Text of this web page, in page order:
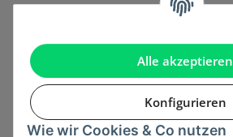
Alle akzeptieren
Konfigurieren
Wie wir Cookies & Co nutzen
Informationen
Gesetzliche Informationen